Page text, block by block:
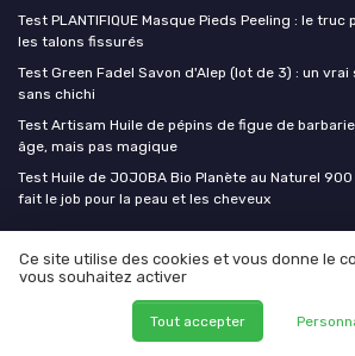
Test PLANTIFIQUE Masque Pieds Peeling : le
les talons fissurés
Test Green Fadel Savon d'Alep (lot de 3) : un
sans chichi
Test Artisam Huile de pépins de figue de
âge, mais pas magique
Test Huile de JOJOBA Bio Planète au Naturel
fait le job pour la peau et les cheveux
Mes cosmetiques bio
Ce site utilise des cookies et vous donne le
vous souhaitez activer
Tout accepter